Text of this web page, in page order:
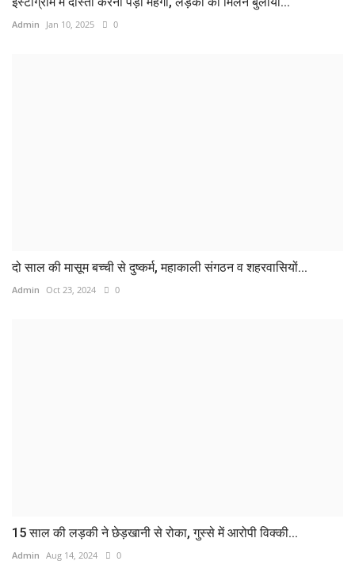
Admin Jan 10, 2025 0
दो साल की मासूम बच्ची से दुष्कर्म, महाकाली संगठन व शहरवासियों...
Admin Oct 23, 2024 0
15 साल की लड़की ने छेड़खानी से रोका, गुस्से में आरोपी विक्की...
Admin Aug 14, 2024 0